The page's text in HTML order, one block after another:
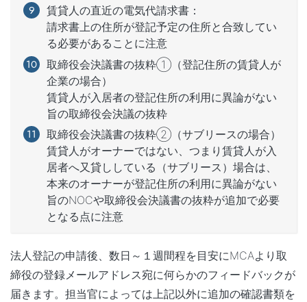
賃貸人の直近の電気代請求書：
請求書上の住所が登記予定の住所と合致してい
る必要があることに注意
取締役会決議書の抜粋①（登記住所の賃貸人が
企業の場合）
賃貸人が入居者の登記住所の利用に異論がない
旨の取締役会決議の抜粋
取締役会決議書の抜粋②（サブリースの場合）
賃貸人がオーナーではない、つまり賃貸人が入
居者へ又貸ししている（サブリース）場合は、
本来のオーナーが登記住所の利用に異論がない
旨のNOCや取締役会決議書の抜粋が追加で必要
となる点に注意
法人登記の申請後、数日～１週間程を目安にMCAより取
締役の登録メールアドレス宛に何らかのフィードバックが
届きます。担当官によっては上記以外に追加の確認書類を